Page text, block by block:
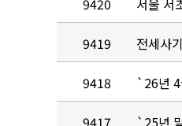
9420 서울 서
9419 전세사
9418 `26년 4
9417 `25년